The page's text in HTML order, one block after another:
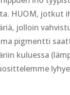
HUOM, jotkut
jolloin
pigmentti
kuluessa